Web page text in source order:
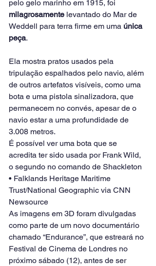
pelo gelo marinho em 1915, foi
milagrosamente levantado do Mar de
Weddell para terra firme em uma única
peça.
Ela mostra pratos usados pela
tripulação espalhados pelo navio, além
de outros artefatos visíveis, como uma
bota e uma pistola sinalizadora, que
permanecem no convés, apesar de o
navio estar a uma profundidade de
3.008 metros.
É possível ver uma bota que se
acredita ter sido usada por Frank Wild,
o segundo no comando de Shackleton
• Falklands Heritage Maritime
Trust/National Geographic via CNN
Newsource
As imagens em 3D foram divulgadas
como parte de um novo documentário
chamado “Endurance”, que estreará no
Festival de Cinema de Londres no
próximo sábado (12), antes de ser